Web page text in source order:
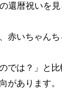
還暦祝いを見
赤いちゃん
では？」と
があります。